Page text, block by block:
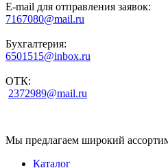
E-mail для отправления заявок:
7167080@mail.ru
Бухгалтерия:
6501515@inbox.ru
ОТК:
2372989@mail.ru
Мы предлагаем широкий
Каталог